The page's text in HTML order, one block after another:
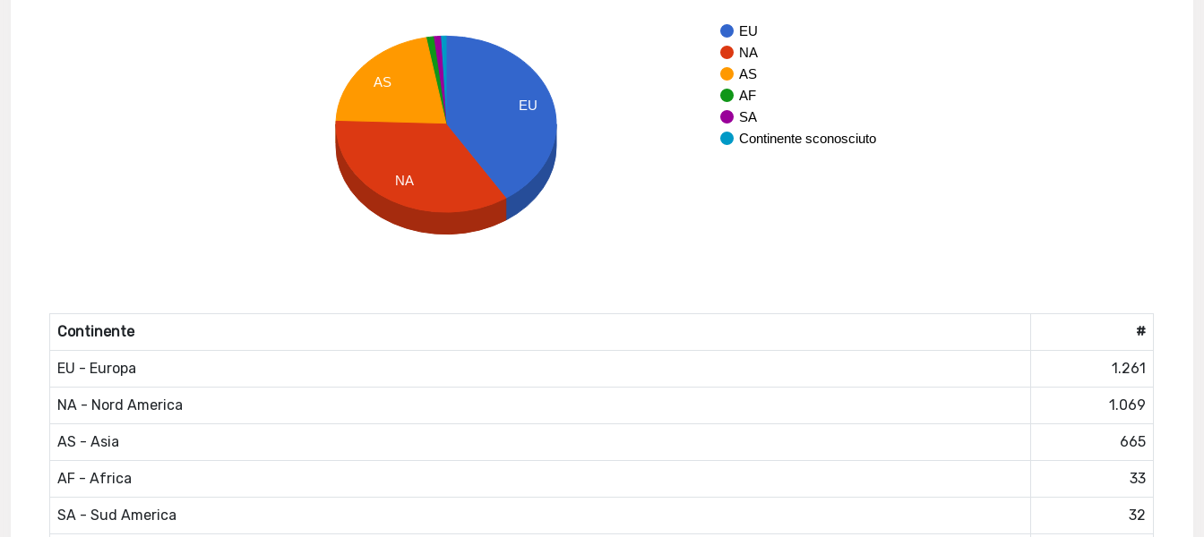
EU
NA
AS
AF
SA
Continente sconosciuto
EU
AS
NA
Continente #
EU - Europa 1.261
NA - Nord America 1.069
AS - Asia 665
AF - Africa 33
SA - Sud America 32